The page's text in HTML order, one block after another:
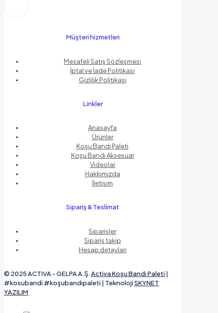
Müşteri hizmetleri
Mesafeli Satış Sözleşmesi
İptal ve İade Politikası
Gizlilik Politikası
Linkler
Anasayfa
Ürünler
Koşu Bandı Paleti
Koşu Bandı Aksesuar
Videolar
Hakkımızda
İletişim
Sipariş & Teslimat
Siparişler
Sipariş takip
Hesap detayları
© 2025 ACTIVA - GELPA A.Ş.Activa Koşu Bandı Paleti |
#kosubandi #koşubandıpaleti | TeknolojiSKYNET
YAZILIM